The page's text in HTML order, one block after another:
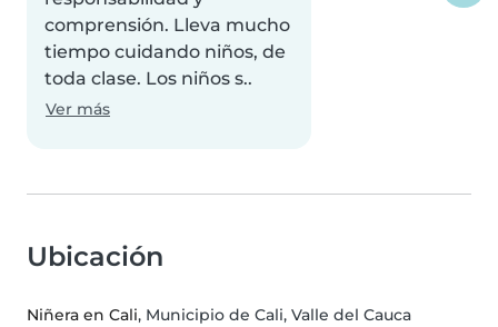
comprensión. Lleva mucho
tiempo cuidando niños, de
toda clase. Los niños s..
Ver más
Ubicación
Niñera en Cali, Municipio de Cali, Valle del Cauca